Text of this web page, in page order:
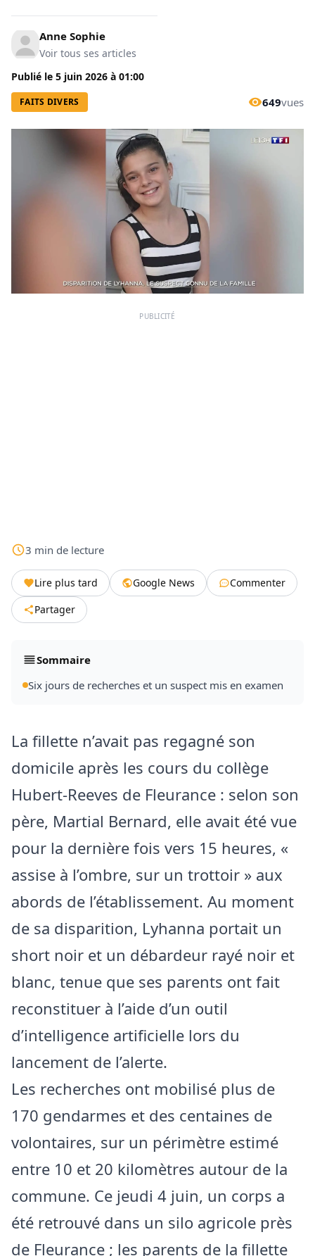
Anne Sophie
Voir tous ses articles
Publié le 5 juin 2026 à 01:00
FAITS DIVERS 649vues
PUBLICITÉ
3 min de lecture
Lire plus tard Google News
Commenter
Partager
Sommaire
Six jours de recherches et un suspect mis en examen
La fillette n’avait pas regagné son
domicile après les cours du collège
Hubert‑Reeves de Fleurance : selon son
père, Martial Bernard, elle avait été vue
pour la dernière fois vers 15 heures, «
assise à l’ombre, sur un trottoir » aux
abords de l’établissement. Au moment
de sa disparition, Lyhanna portait un
short noir et un débardeur rayé noir et
blanc, tenue que ses parents ont fait
reconstituer à l’aide d’un outil
d’intelligence artificielle lors du
lancement de l’alerte.
Les recherches ont mobilisé plus de
170 gendarmes et des centaines de
volontaires, sur un périmètre estimé
entre 10 et 20 kilomètres autour de la
commune. Ce jeudi 4 juin, un corps a
été retrouvé dans un silo agricole près
de Fleurance ; les parents de la fillette